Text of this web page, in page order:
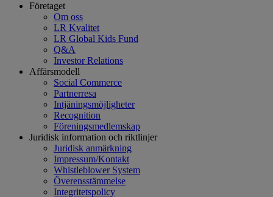
Företaget
Om oss
LR Kvalitet
LR Global Kids Fund
Q&A
Investor Relations
Affärsmodell
Social Commerce
Partnerresa
Intjäningsmöjligheter
Recognition
Föreningsmedlemskap
Juridisk information och riktlinjer
Juridisk anmärkning
Impressum/Kontakt
Whistleblower System
Överensstämmelse
Integritetspolicy